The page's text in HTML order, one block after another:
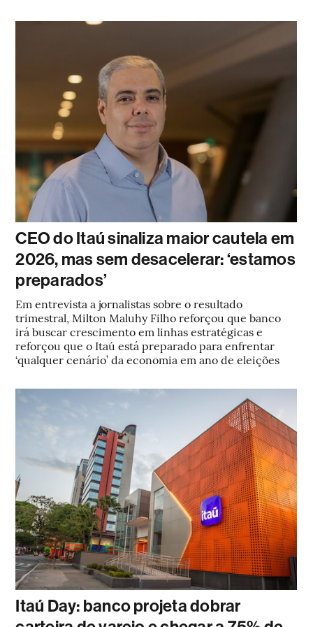
CEO do Itaú sinaliza maior cautela em
2026, mas sem desacelerar: ‘estamos
preparados’
Em entrevista a jornalistas sobre o resultado
trimestral, Milton Maluhy Filho reforçou que banco
irá buscar crescimento em linhas estratégicas e
reforçou que o Itaú está preparado para enfrentar
‘qualquer cenário’ da economia em ano de eleições
Itaú Day: banco projeta dobrar